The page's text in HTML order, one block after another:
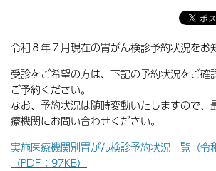
令和８年７月現在の胃がん検診予約状況をお
受診をご希望の方は、下記の予約状況をご確
ご予約ください。
なお、予約状況は随時変動いたしますので、
療機関にお問い合わせください。
実施医療機関別胃がん検診予約状況一覧（令
（PDF：97KB）